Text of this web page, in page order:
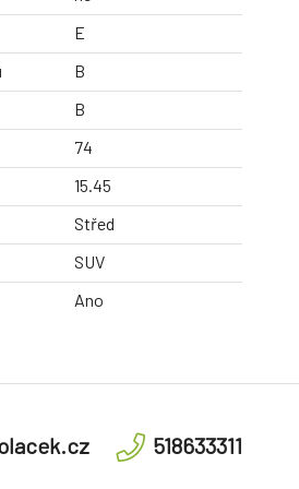
E
B
B
74
15.45
Střed
SUV
Ano
518633311